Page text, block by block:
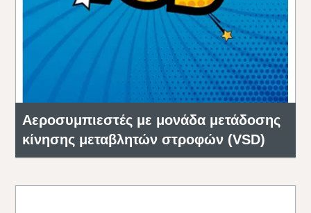
Αεροσυμπιεστές με μονάδα μετάδοσης
κίνησης μεταβλητών στροφών (VSD)